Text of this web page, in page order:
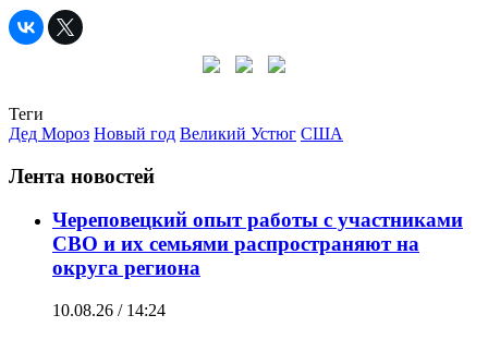
Теги
Дед Мороз Новый год Великий Устюг США
Лента новостей
Череповецкий опыт работы с участниками
СВО и их семьями распространяют на
округа региона
10.08.26 / 14:24